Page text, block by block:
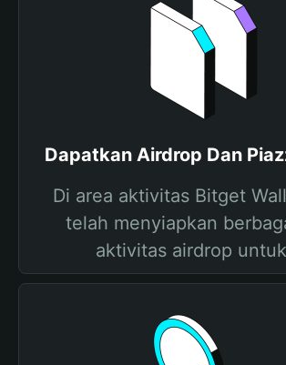
Dapatkan Airdrop Dan
Di area aktivitas Bitget
telah menyiapkan
aktivitas airdrop